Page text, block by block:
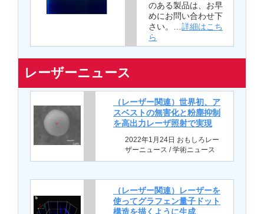
のある製品は、お早
めにお問い合わせ下
さい。… 詳細はこち
ら
レーザーニュース
（レーザー関連）世界初、ア
スベストの無害化と粉塵抑制
を高出力レーザ照射で実現
2022年1月24日 おもしろレー
ザーニュース / 学術ニュース
（レーザー関連）レーザーを
使ってグラフェン量子ドット
構造を描くように生成